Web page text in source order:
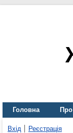
Головна
Вхід Реєстрація